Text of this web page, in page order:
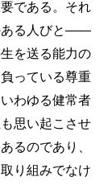
である。それ
ある人びと――
を送る能力の
っている尊重
わゆる健常者
思い起こさせ
るのであり、
り組みでなけ